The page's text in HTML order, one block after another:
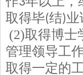
取得毕(结)
(2)取得博士
管理领导工
取得一定的